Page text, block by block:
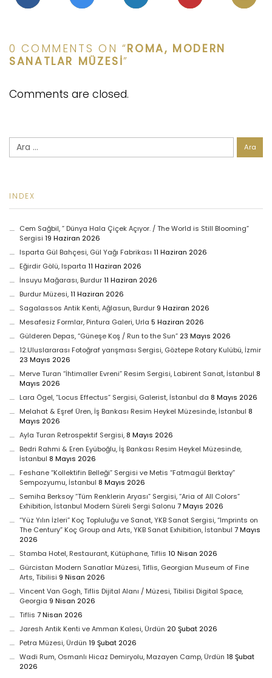
0 COMMENTS ON “ROMA, MODERN
SANATLAR MÜZESI”
Comments are closed.
INDEX
Cem Sağbil, ” Dünya Hala Çiçek Açıyor. / The World is Still Blooming”
Sergisi 19 Haziran 2026
Isparta Gül Bahçesi, Gül Yağı Fabrikası 11 Haziran 2026
Eğirdir Gölü, Isparta 11 Haziran 2026
İnsuyu Mağarası, Burdur 11 Haziran 2026
Burdur Müzesi, 11 Haziran 2026
Sagalassos Antik Kenti, Ağlasun, Burdur 9 Haziran 2026
Mesafesiz Formlar, Pintura Galeri, Urla 5 Haziran 2026
Gülderen Depas, “Güneşe Koş / Run to the Sun” 23 Mayıs 2026
12.Uluslararası Fotoğraf yarışması Sergisi, Göztepe Rotary Kulübü, İzmir
23 Mayıs 2026
Merve Turan “İhtimaller Evreni” Resim Sergisi, Labirent Sanat, İstanbul 8
Mayıs 2026
Lara Ögel, “Locus Effectus” Sergisi, Galerist, İstanbul da 8 Mayıs 2026
Melahat & Eşref Üren, İş Bankası Resim Heykel Müzesinde, İstanbul 8
Mayıs 2026
Ayla Turan Retrospektif Sergisi, 8 Mayıs 2026
Bedri Rahmi & Eren Eyüboğlu, İş Bankası Resim Heykel Müzesinde,
İstanbul 8 Mayıs 2026
Feshane “Kollektifin Belleği” Sergisi ve Metis “Fatmagül Berktay”
Sempozyumu, İstanbul 8 Mayıs 2026
Semiha Berksoy “Tüm Renklerin Aryası” Sergisi, “Aria of All Colors”
Exhibition, İstanbul Modern Süreli Sergi Salonu 7 Mayıs 2026
“Yüz Yılın İzleri” Koç Topluluğu ve Sanat, YKB Sanat Sergisi, “Imprints on
The Century” Koç Group and Arts, YKB Sanat Exhibition, İstanbul 7 Mayıs
2026
Stamba Hotel, Restaurant, Kütüphane, Tiflis 10 Nisan 2026
Gürcistan Modern Sanatlar Müzesi, Tiflis, Georgian Museum of Fine
Arts, Tibilisi 9 Nisan 2026
Vincent Van Gogh, Tiflis Dijital Alanı / Müzesi, Tibilisi Digital Space,
Georgia 9 Nisan 2026
Tiflis 7 Nisan 2026
Jaresh Antik Kenti ve Amman Kalesi, Ürdün 20 Şubat 2026
Petra Müzesi, Ürdün 19 Şubat 2026
Wadi Rum, Osmanlı Hicaz Demiryolu, Mazayen Camp, Ürdün 18 Şubat
2026